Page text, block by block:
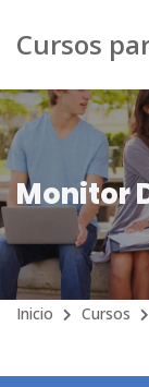
Cursos
Monitor
Inicio Cursos